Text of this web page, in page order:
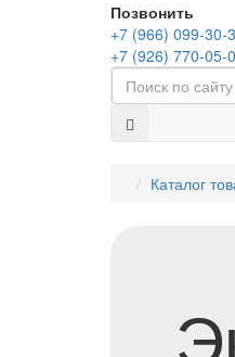
Позвонить
+7 (966) 099-30-
+7 (926) 770-05-
Каталог